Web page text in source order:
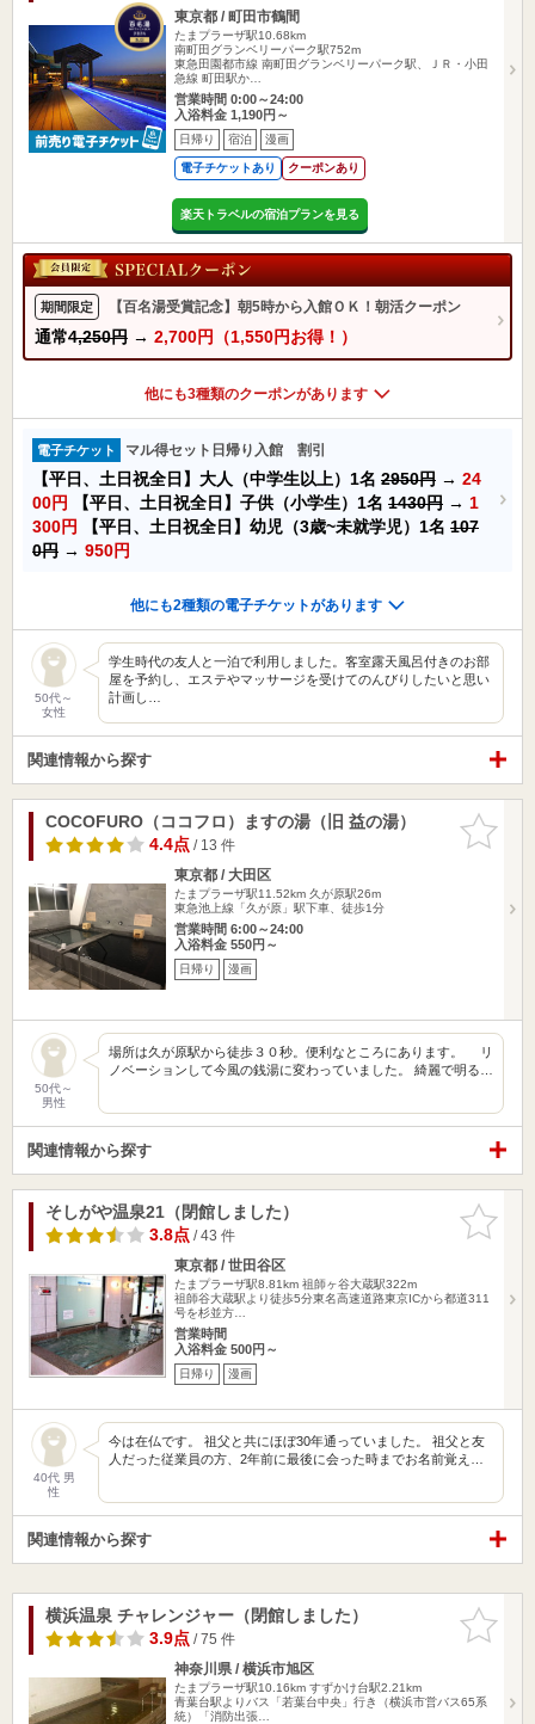
東京都 / 町田市鶴間
たまプラーザ駅10.68km
南町田グランベリーパーク駅752m
東急田園都市線 南町田グランベリーパーク駅、ＪＲ・小田
急線 町田駅か…
営業時間 0:00～24:00
入浴料金 1,190円～
日帰り 宿泊 漫画
電子チケットあり クーポンあり
楽天トラベルの宿泊プランを見る
期間限定 【百名湯受賞記念】朝5時から入館ＯＫ！朝活クーポン
通常4,250円 → 2,700円（1,550円お得！）
他にも3種類のクーポンがあります
電子チケット マル得セット日帰り入館 割引
【平日、土日祝全日】大人（中学生以上）1名 2950円 → 24
00円
【平日、土日祝全日】子供（小学生）1名 1430円 → 1
300円
【平日、土日祝全日】幼児（3歳~未就学児）1名 107
0円 → 950円
他にも2種類の電子チケットがあります
50代～
女性
学生時代の友人と一泊で利用しました。客室露天風呂付きのお部
屋を予約し、エステやマッサージを受けてのんびりしたいと思い
計画し…
関連情報から探す
お気に入
りに追加
COCOFURO（ココフロ）ますの湯（旧 益の湯）
4.4点/ 13 件
東京都 / 大田区
たまプラーザ駅11.52km 久が原駅26m
東急池上線「久が原」駅下車、徒歩1分
営業時間 6:00～24:00
入浴料金 550円～
日帰り 漫画
50代～
男性
場所は久が原駅から徒歩３０秒。便利なところにあります。 リ
ノベーションして今風の銭湯に変わっていました。 綺麗で明る…
関連情報から探す
お気に入
りに追加
そしがや温泉21（閉館しました）
3.8点/ 43 件
東京都 / 世田谷区
たまプラーザ駅8.81km 祖師ヶ谷大蔵駅322m
祖師谷大蔵駅より徒歩5分東名高速道路東京ICから都道311
号を杉並方…
営業時間
入浴料金 500円～
日帰り 漫画
40代 男
性
今は在仏です。 祖父と共にほぼ30年通っていました。 祖父と友
人だった従業員の方、2年前に最後に会った時までお名前覚え…
関連情報から探す
お気に入
りに追加
横浜温泉 チャレンジャー（閉館しました）
3.9点/ 75 件
神奈川県 / 横浜市旭区
たまプラーザ駅10.16km すずかけ台駅2.21km
青葉台駅よりバス「若葉台中央」行き（横浜市営バス65系
統）「消防出張…